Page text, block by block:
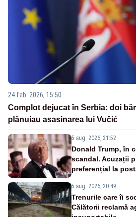
24 feb. 2026, 15:50
Complot dejucat în Serbia: doi
plănuiau asasinarea lui Vučić
5 aug. 2026, 21:52
Donald Trump, în
scandal. Acuzații
preferențial la
5 aug. 2026, 20:49
Trenurile care îi
Călătorii reclamă